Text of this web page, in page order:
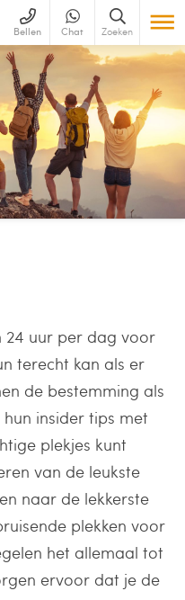
Bellen Chat Zoeken
24 uur per dag voor
terecht kan als er
de bestemming als
insider tips met
plekjes kunt
van de leukste
naar de lekkerste
plekken voor
het allemaal tot
ervoor dat je de